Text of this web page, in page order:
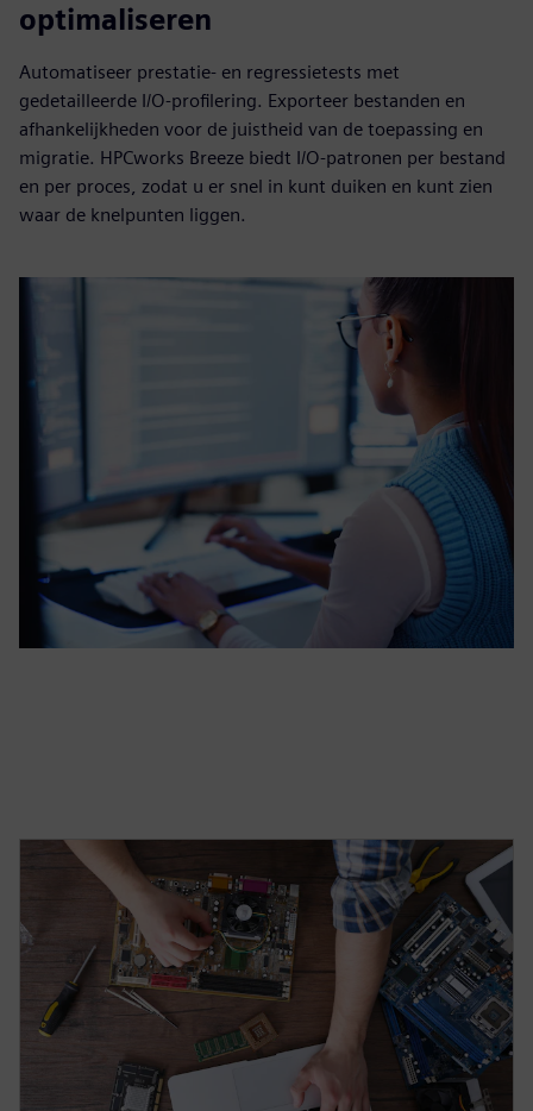
optimaliseren
Automatiseer prestatie- en regressietests met
gedetailleerde I/O-profilering. Exporteer bestanden en
afhankelijkheden voor de juistheid van de toepassing en
migratie. HPCworks Breeze biedt I/O-patronen per bestand
en per proces, zodat u er snel in kunt duiken en kunt zien
waar de knelpunten liggen.